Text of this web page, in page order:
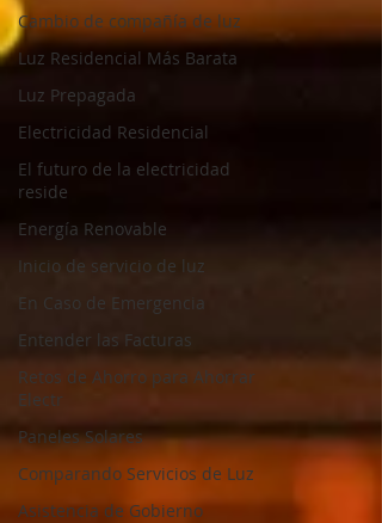
Cambio de compañía de luz
Luz Residencial Más Barata
Luz Prepagada
Electricidad Residencial
El futuro de la electricidad
reside
Energía Renovable
Inicio de servicio de luz
En Caso de Emergencia
Entender las Facturas
Retos de Ahorro para Ahorrar
Electr
Paneles Solares
Comparando Servicios de Luz
Asistencia de Gobierno